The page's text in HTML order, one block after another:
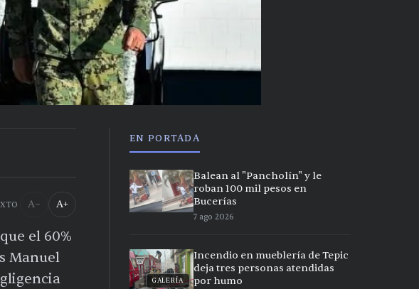
A− A+
el 60%
Manuel
EN PORTADA
Balean al "Pancholín" y le
roban 100 mil pesos en
Bucerías
7 ago 2026
GALERÍA
Incendio en mueblería de Tepic
deja tres personas atendidas
por humo